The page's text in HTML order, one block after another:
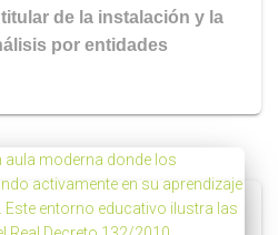
de la instalación y la
por entidades